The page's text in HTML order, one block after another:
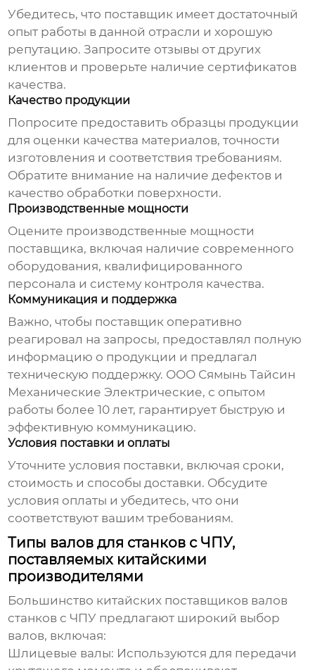
Убедитесь, что поставщик имеет достаточный
опыт работы в данной отрасли и хорошую
репутацию. Запросите отзывы от других
клиентов и проверьте наличие сертификатов
качества.
Качество продукции
Попросите предоставить образцы продукции
для оценки качества материалов, точности
изготовления и соответствия требованиям.
Обратите внимание на наличие дефектов и
качество обработки поверхности.
Производственные мощности
Оцените производственные мощности
поставщика, включая наличие современного
оборудования, квалифицированного
персонала и систему контроля качества.
Коммуникация и поддержка
Важно, чтобы поставщик оперативно
реагировал на запросы, предоставлял полную
информацию о продукции и предлагал
техническую поддержку. ООО Сямынь Тайсин
Механические Электрические, с опытом
работы более 10 лет, гарантирует быструю и
эффективную коммуникацию.
Условия поставки и оплаты
Уточните условия поставки, включая сроки,
стоимость и способы доставки. Обсудите
условия оплаты и убедитесь, что они
соответствуют вашим требованиям.
Типы валов для станков с ЧПУ,
поставляемых китайскими
производителями
Большинство китайских поставщиков валов
станков с ЧПУ предлагают широкий выбор
валов, включая:
Шлицевые валы: Используются для передачи